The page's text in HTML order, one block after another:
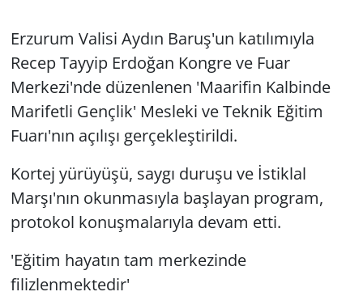
Erzurum Valisi Aydın Baruş'un katılımıyla
Recep Tayyip Erdoğan Kongre ve Fuar
Merkezi'nde düzenlenen 'Maarifin Kalbinde
Marifetli Gençlik' Mesleki ve Teknik Eğitim
Fuarı'nın açılışı gerçekleştirildi.
Kortej yürüyüşü, saygı duruşu ve İstiklal
Marşı'nın okunmasıyla başlayan program,
protokol konuşmalarıyla devam etti.
'Eğitim hayatın tam merkezinde
filizlenmektedir'